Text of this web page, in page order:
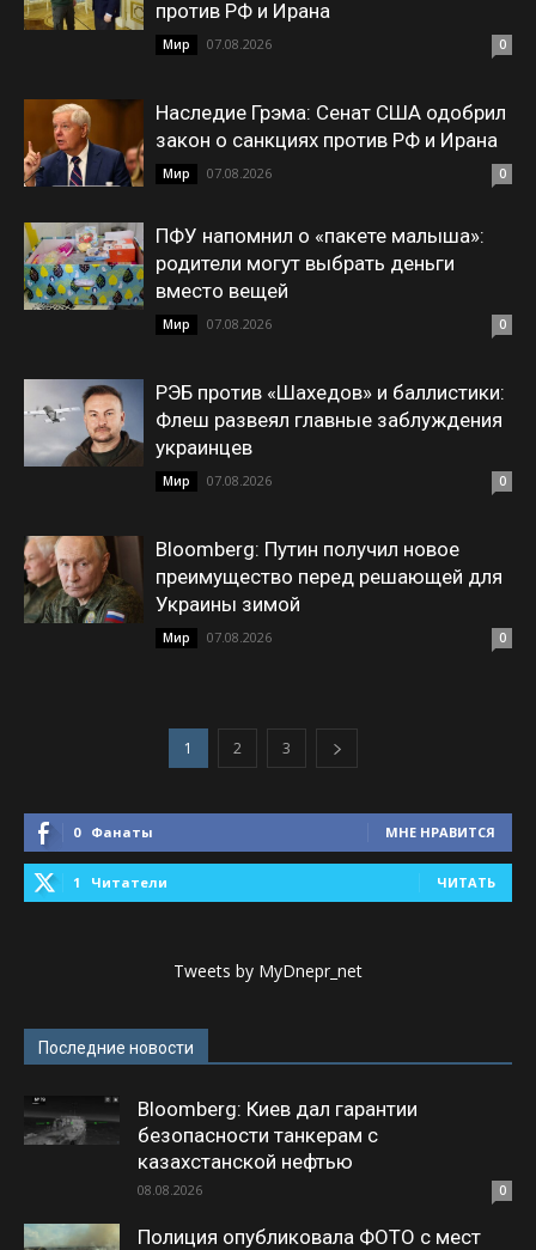
против РФ и Ирана
Мир 07.08.2026 0
Наследие Грэма: Сенат США одобрил
закон о санкциях против РФ и Ирана
Мир 07.08.2026 0
ПФУ напомнил о «пакете малыша»:
родители могут выбрать деньги
вместо вещей
Мир 07.08.2026 0
РЭБ против «Шахедов» и баллистики:
Флеш развеял главные заблуждения
украинцев
Мир 07.08.2026 0
Bloomberg: Путин получил новое
преимущество перед решающей для
Украины зимой
Мир 07.08.2026 0
1 2 3
0 Фанаты МНЕ НРАВИТСЯ
1 Читатели ЧИТАТЬ
Tweets by MyDnepr_net
Последние новости
Bloomberg: Киев дал гарантии
безопасности танкерам с
казахстанской нефтью
08.08.2026 0
Полиция опубликовала ФОТО с мест